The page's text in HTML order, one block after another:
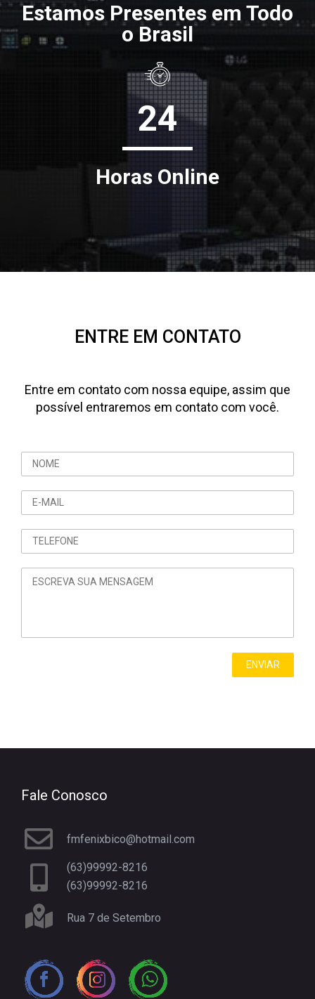
Estamos Presentes em Todo
o Brasil
24
Horas Online
ENTRE EM CONTATO
Entre em contato com nossa equipe, assim que
possível entraremos em contato com você.
Fale Conosco
fmfenixbico@hotmail.com
(63)99992-8216
(63)99992-8216
Rua 7 de Setembro